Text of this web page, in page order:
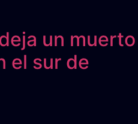
un muerto
el sur de